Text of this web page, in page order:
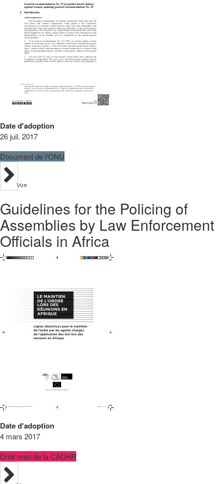
Date d'adoption
26 juil. 2017
Document de l'ONU
Vue
Guidelines for the Policing of
Assemblies by Law Enforcement
Officials in Africa
Date d'adoption
4 mars 2017
Droit mou de la CADHP